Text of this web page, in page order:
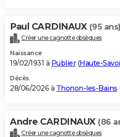
Carte de Noël
Carte Bonne année
Carte Saint-Valentin
Carte Pâques
Carte d'anniversaire
DICTIONNAIRE
Dictionnaire
Biographies
Citations
Expressions
Proverbes
PROGRAMME TV
S'inscrire
Se connecter
Lycées
Collèges
Primaires
Universités
Entreprises
Service militaire
Avis de recherche
AVIS DE DÉCÈS
Bricolage
Lifestyle
Culture
Sport
Auto
Television
Voyage
Cinema
Paul CARDINAUX (95 ans)
Créer une cagnotte obsèques
Naissance
19/02/1931 à Publier(Haute-
Décès
28/06/2026 à Thonon-les-Bains
Andre CARDINAUX (86
Créer une cagnotte obsèques